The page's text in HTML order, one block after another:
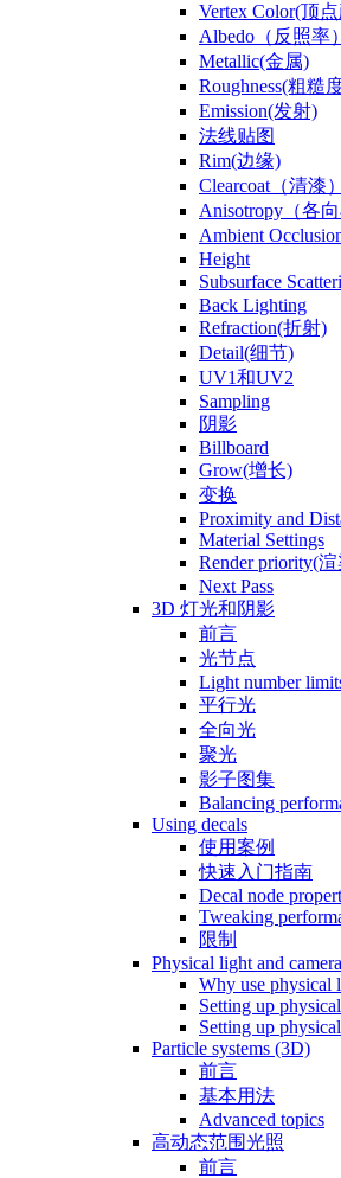
Vertex Color(顶
Albedo（反照率）
Metallic(金属)
Roughness(粗糙
Emission(发射)
法线贴图
Rim(边缘)
Clearcoat（清漆）
Anisotropy（各向
Ambient
Height
Subsurface
Back Lighting
Refraction(折射)
Detail(细节)
UV1和UV2
Sampling
阴影
Billboard
Grow(增长)
变换
Proximity and
Material Settings
Render priority(
Next Pass
3D 灯光和阴影
前言
光节点
Light number
平行光
全向光
聚光
影子图集
Balancing
Using decals
使用案例
快速入门指南
Decal node
Tweaking
限制
Physical light and
Why use physical
Setting up
Setting up
Particle systems (3D)
前言
基本用法
Advanced topics
高动态范围光照
前言